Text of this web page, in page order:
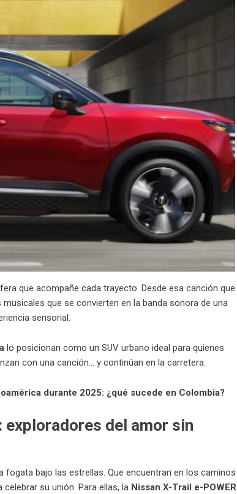
que acompañe cada trayecto. Desde esa canción que
que se convierten en la banda sonora de una
sensorial.
lo posicionan como un SUV urbano ideal para quienes
con una canción… y continúan en la carretera.
durante 2025: ¿qué sucede en Colombia?
exploradores del amor sin
fogata bajo las estrellas. Que encuentran en los caminos
su unión. Para ellas, la Nissan X-Trail e-POWER